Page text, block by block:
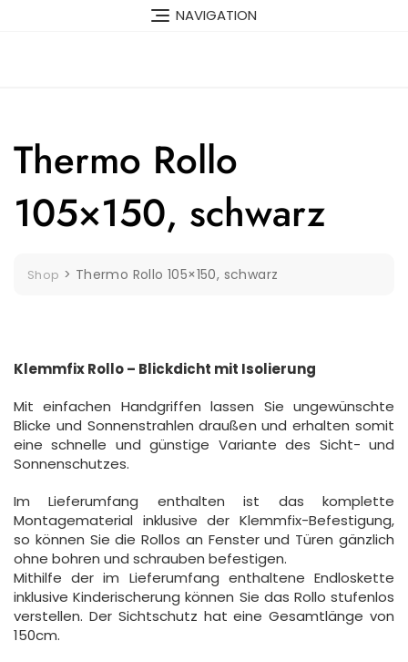
NAVIGATION
Thermo Rollo
105×150, schwarz
Shop > Thermo Rollo 105×150, schwarz
Klemmfix Rollo – Blickdicht mit Isolierung
Mit einfachen Handgriffen lassen Sie ungewünschte
Blicke und Sonnenstrahlen draußen und erhalten somit
eine schnelle und günstige Variante des Sicht- und
Sonnenschutzes.
Im Lieferumfang enthalten ist das komplette
Montagematerial inklusive der Klemmfix-Befestigung,
so können Sie die Rollos an Fenster und Türen gänzlich
ohne bohren und schrauben befestigen.
Mithilfe der im Lieferumfang enthaltene Endloskette
inklusive Kinderischerung können Sie das Rollo stufenlos
verstellen. Der Sichtschutz hat eine Gesamtlänge von
150cm.